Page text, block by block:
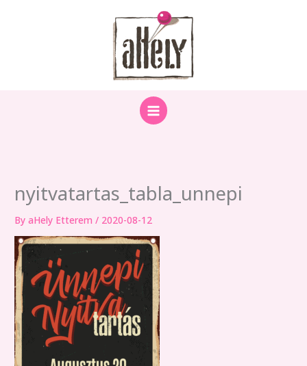
nyitvatartas_tabla_unnepi
ByaHely Etterem/ 2020-08-12